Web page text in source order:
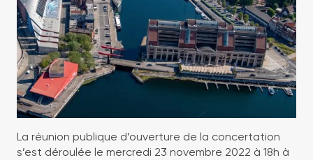
La réunion publique d’ouverture de la concertation
s’est déroulée le mercredi 23 novembre 2022 à 18h à